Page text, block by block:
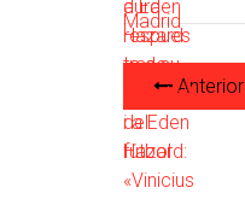
Anterior